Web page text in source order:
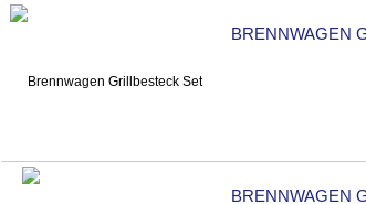
BRENNWAGEN
BRENNWAGEN